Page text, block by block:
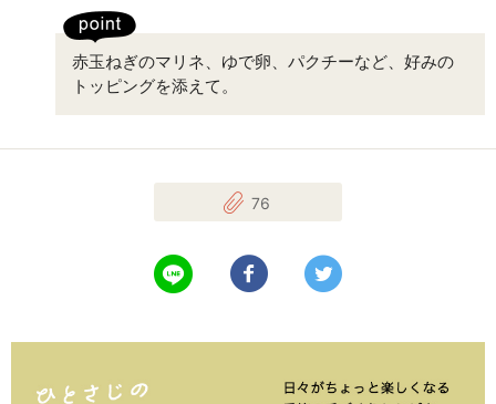
赤玉ねぎのマリネ、ゆで卵、パクチーなど、好みの
トッピングを添えて。
76
LINEで送る Facebookでシェアする